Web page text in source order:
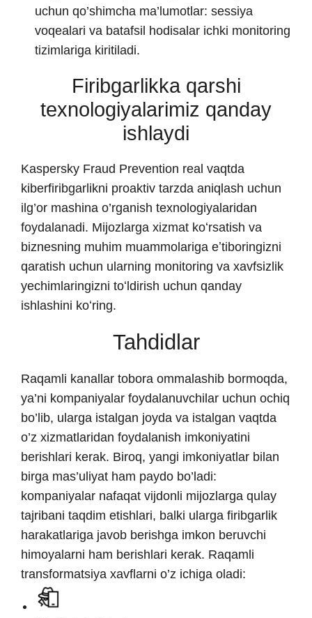
uchun qo’shimcha ma’lumotlar: sessiya
voqealari va batafsil hodisalar ichki monitoring
tizimlariga kiritiladi.
Firibgarlikka qarshi
texnologiyalarimiz qanday
ishlaydi
Kaspersky Fraud Prevention real vaqtda
kiberfiribgarlikni proaktiv tarzda aniqlash uchun
ilg’or mashina o’rganish texnologiyalaridan
foydalanadi. Mijozlarga xizmat koʻrsatish va
biznesning muhim muammolariga eʼtiboringizni
qaratish uchun ularning monitoring va xavfsizlik
yechimlaringizni toʻldirish uchun qanday
ishlashini koʻring.
Tahdidlar
Raqamli kanallar tobora ommalashib bormoqda,
ya’ni kompaniyalar foydalanuvchilar uchun ochiq
bo’lib, ularga istalgan joyda va istalgan vaqtda
o’z xizmatlaridan foydalanish imkoniyatini
berishlari kerak. Biroq, yangi imkoniyatlar bilan
birga mas’uliyat ham paydo bo’ladi:
kompaniyalar nafaqat vijdonli mijozlarga qulay
tajribani taqdim etishlari, balki ularga firibgarlik
harakatlariga javob berishga imkon beruvchi
himoyalarni ham berishlari kerak. Raqamli
transformatsiya xavflarni o’z ichiga oladi: